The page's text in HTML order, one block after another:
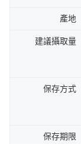
產地
建議攝取量
保存方式
保存期限